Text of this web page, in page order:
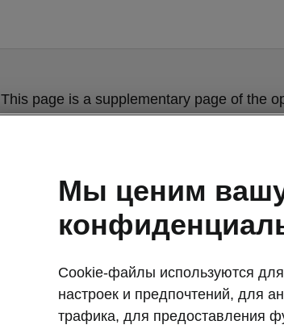
This page is a supplementary page of the
Мы ценим
Cookie-файлы используются
настроек и предпочтений, для
трафика, для предоставления